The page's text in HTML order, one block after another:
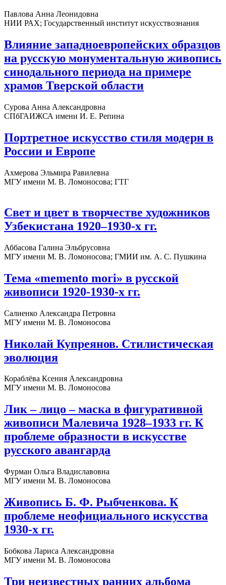
Павлова Анна Леонидовна
НИИ РАХ; Государственный институт искусствознания
Влияние западноевропейских образцов
на русскую монументальную живопись
синодального периода на примере
храмов Тверской области
Сурова Анна Александровна
СПбГАИЖСА имени И. Е. Репина
Портретное искусство стиля модерн в
России и Европе
Ахмерова Эльмира Равилевна
МГУ имени М. В. Ломоносова; ГТГ
Свет и цвет в творчестве художников
Узбекистана 1920–1930-х гг.
Аббасова Галина Эльбрусовна
МГУ имени М. В. Ломоносова; ГМИИ им. А. С. Пушкина
Тема «memento mori» в русской
живописи 1920-1930-х гг.
Салиенко Александра Петровна
МГУ имени М. В. Ломоносова
Николай Купреянов. Стилистическая
эволюция
Кораблёва Ксения Александровна
МГУ имени М. В. Ломоносова
Лик – лицо – маска в фигуративной
живописи Малевича 1928–1933 гг. К
проблеме образности в искусстве
русского авангарда
Фурман Ольга Владиславовна
МГУ имени М. В. Ломоносова
Живопись Б. Ф. Рыбченкова. К
проблеме неофициального искусства
1930-х гг.
Бобкова Лариса Александровна
МГУ имени М. В. Ломоносова
Три неизвестных ранних альбома